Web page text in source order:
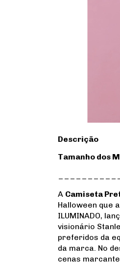
Descrição
Tamanho dos
A Camiseta
Halloween que
ILUMINADO,
visionário
preferidos da
da marca. No
cenas